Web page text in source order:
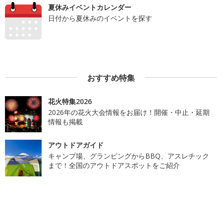
夏休みイベントカレンダー
日付から夏休みのイベントを探す
おすすめ特集
花火特集2026
2026年の花火大会情報をお届け！開催・中止・延期
情報も掲載
アウトドアガイド
キャンプ場、グランピングからBBQ、アスレチック
まで！全国のアウトドアスポットをご紹介